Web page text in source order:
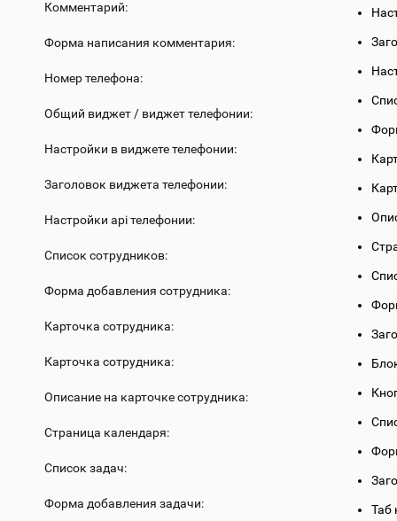
Комментарий:
Форма написания комментария:
Номер телефона:
Общий виджет / виджет телефонии:
Настройки в виджете телефонии:
Заголовок виджета телефонии:
Настройки api телефонии:
Список сотрудников:
Форма добавления сотрудника:
Карточка сотрудника:
Карточка сотрудника:
Описание на карточке сотрудника:
Страница календаря:
Список задач:
Форма добавления задачи: Таб